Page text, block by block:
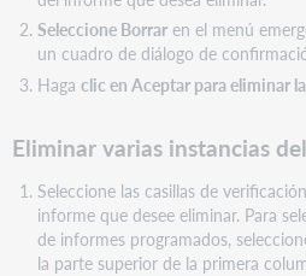
Seleccione Borraren el menú
un cuadro de diálogo de
Haga clic en Aceptar para eliminar
Eliminar varias instancias
Seleccione las casillas de
informe que desee eliminar. Para
de informes programados,
la parte superior de la primera